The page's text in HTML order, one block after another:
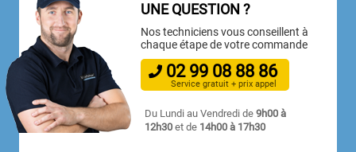
UNE QUESTION ?
Nos techniciens vous conseillent à
chaque étape de votre commande
02 99 08 88 86
Service gratuit + prix appel
Du Lundi au Vendredi de9h00 à
12h30 et de 14h00 à 17h30